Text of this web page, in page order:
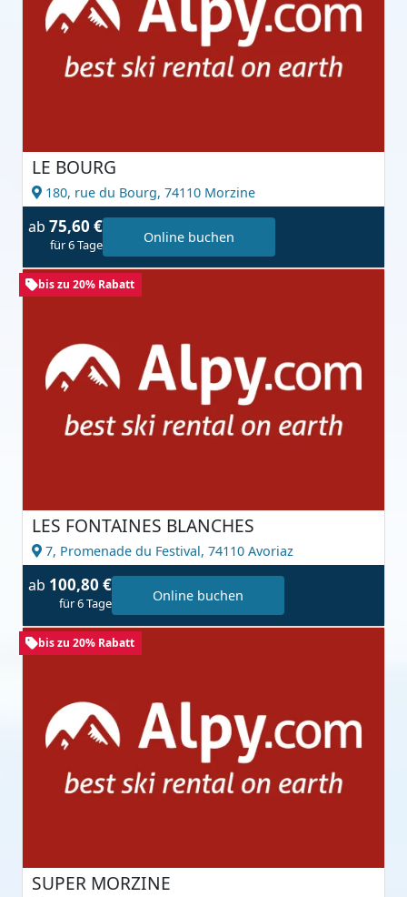
LE BOURG
180, rue du Bourg, 74110 Morzine
ab 75,60 €
für 6 Tage Online buchen
bis zu 20% Rabatt
LES FONTAINES BLANCHES
7, Promenade du Festival, 74110 Avoriaz
ab 100,80 €
für 6 Tage Online buchen
bis zu 20% Rabatt
SUPER MORZINE